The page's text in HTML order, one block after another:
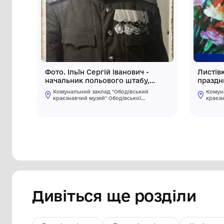
Інші предмети